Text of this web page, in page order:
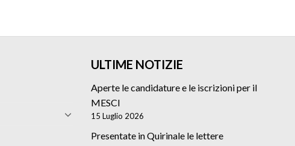
ULTIME NOTIZIE
Aperte le candidature e le iscrizioni per il
MESCI
15 Luglio 2026
Presentate in Quirinale le lettere